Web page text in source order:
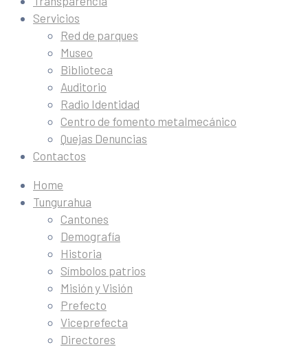
Servicios
Red de parques
Museo
Biblioteca
Auditorio
Radio Identidad
Centro de fomento metalmecánico
Quejas Denuncias
Contactos
Home
Tungurahua
Cantones
Demografía
Historia
Símbolos patrios
Misión y Visión
Prefecto
Viceprefecta
Directores